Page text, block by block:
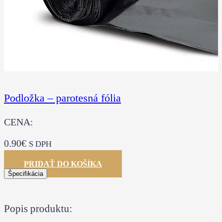
Podložka – parotesná fólia
CENA:
0.90€ S DPH
PRIDAŤ DO KOŠÍKA
Špecifikácia
Popis produktu: